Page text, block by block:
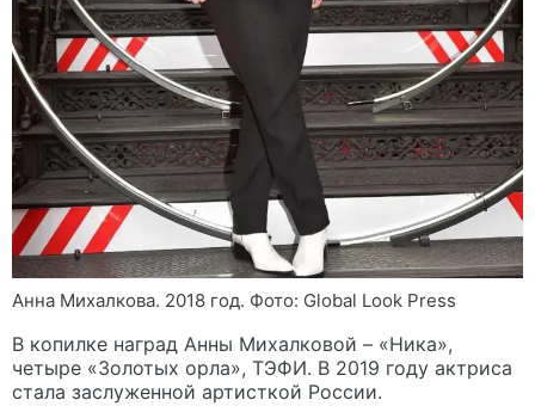
Анна Михалкова. 2018 год. Фото: Global Look Press
В копилке наград Анны Михалковой – «Ника»,
четыре «Золотых орла», ТЭФИ. В 2019 году актриса
стала заслуженной артисткой России.